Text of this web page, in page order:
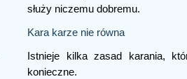
służy niczemu dobremu.
Kara karze nie równa
Istnieje kilka zasad karania,
konieczne.